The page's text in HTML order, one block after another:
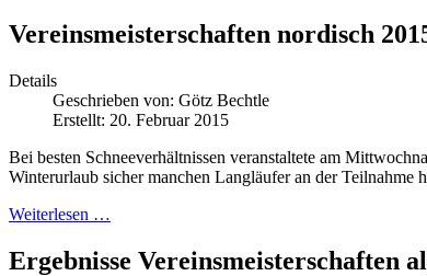
Vereinsmeisterschaften nordisch
Details
Geschrieben von: Götz Bechtle
Erstellt: 20. Februar 2015
Bei besten Schneeverhältnissen veranstaltete am
Winterurlaub sicher manchen Langläufer an der Teilnahme
Weiterlesen …
Ergebnisse Vereinsmeisterschaften